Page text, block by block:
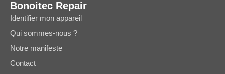
Bonoitec Repair
Identifier mon appareil
Qui sommes-nous ?
Notre manifeste
Contact